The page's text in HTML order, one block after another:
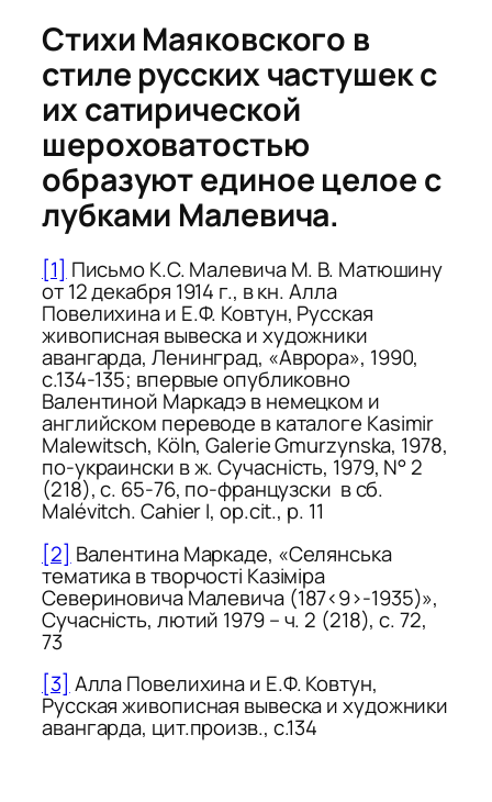
Стихи Маяковского в
стиле русских частушек с
их сатирической
шероховатостью
образуют единое целое с
лубками Малевича.
[1] Письмо К.С. Малевича М. В. Матюшину
от 12 декабря 1914 г., в кн. Алла
Повeлихина и Е.Ф. Ковтун, Русская
живописная вывеска и художники
авангарда, Ленинград, «Аврора», 1990,
с.134-135; впервые опубликовно
Валентиной Маркадэ в немецком и
английском переводе в каталоге Kasimir
Malewitsch, Köln, Galerie Gmurzynska, 1978,
по-украински в ж.Сучасність, 1979, N° 2
(218), с. 65-76, по-французски в сб.
Malévitch. Cahier I, op.cit., p. 11
[2] Валентина Маркаде, «Селянська
тематика в творчості Казіміра
Севериновича Малевича (187<9>-1935)»,
Сучасність, лютий 1979 – ч. 2 (218), с. 72,
73
[3] Алла Повeлихина и Е.Ф. Ковтун,
Русская живописная вывеска и художники
авангарда, цит.произв., с.134